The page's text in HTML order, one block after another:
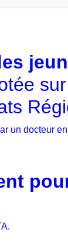
un docteur